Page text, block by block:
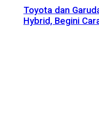
Toyota dan
Hybrid, Begini